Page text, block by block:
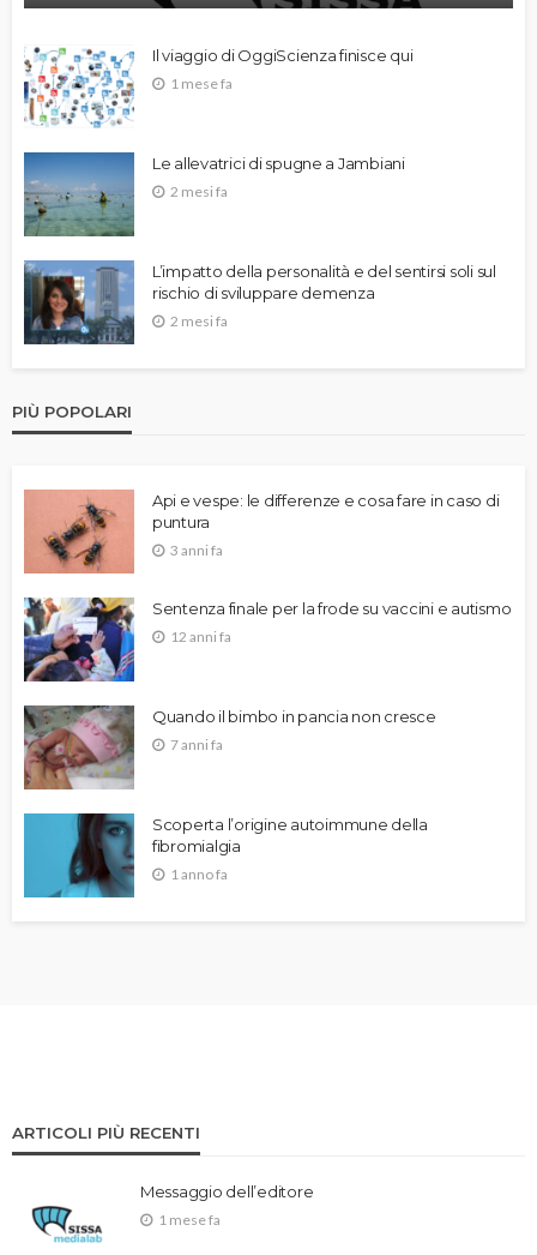
Il viaggio di OggiScienza finisce qui
1 mese fa
Le allevatrici di spugne a Jambiani
2 mesi fa
L’impatto della personalità e del sentirsi soli sul
rischio di sviluppare demenza
2 mesi fa
PIÙ POPOLARI
Api e vespe: le differenze e cosa fare in caso di
puntura
3 anni fa
Sentenza finale per la frode su vaccini e autismo
12 anni fa
Quando il bimbo in pancia non cresce
7 anni fa
Scoperta l’origine autoimmune della
fibromialgia
1 anno fa
ARTICOLI PIÙ RECENTI
Messaggio dell’editore
1 mese fa